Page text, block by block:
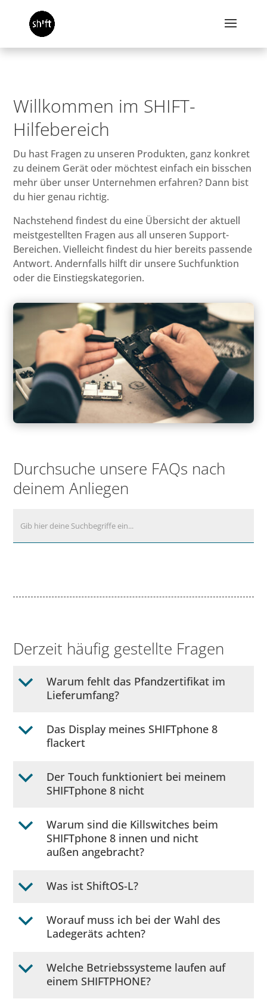
Willkommen im SHIFT-
Hilfebereich
Du hast Fragen zu unseren Produkten, ganz konkret
zu deinem Gerät oder möchtest einfach ein bisschen
mehr über unser Unternehmen erfahren? Dann bist
du hier genau richtig.
Nachstehend findest du eine Übersicht der aktuell
meistgestellten Fragen aus all unseren Support-
Bereichen. Vielleicht findest du hier bereits passende
Antwort. Andernfalls hilft dir unsere Suchfunktion
oder die Einstiegskategorien.
Durchsuche unsere FAQs nach
deinem Anliegen
Derzeit häufig gestellte Fragen
b
Warum fehlt das Pfandzertifikat im
Lieferumfang?
b
Das Display meines SHIFTphone 8
flackert
b
Der Touch funktioniert bei meinem
SHIFTphone 8 nicht
b
Warum sind die Killswitches beim
SHIFTphone 8 innen und nicht
außen angebracht?
b Was ist ShiftOS-L?
b
Worauf muss ich bei der Wahl des
Ladegeräts achten?
b
Welche Betriebssysteme laufen auf
einem SHIFTPHONE?